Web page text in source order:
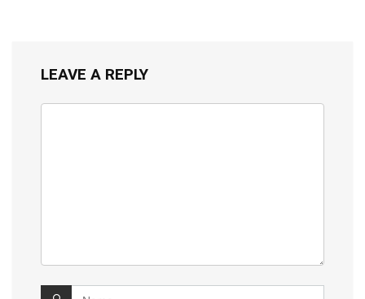
LEAVE A REPLY